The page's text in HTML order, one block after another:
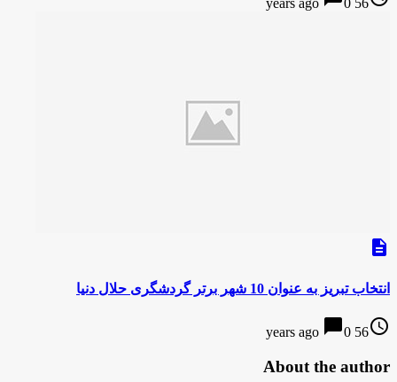
description
انتخاب تبریز به عنوان 10 شهر برتر گردشگری حلال دنیا
access_time
56 years ago
chat_bubble0
About the author